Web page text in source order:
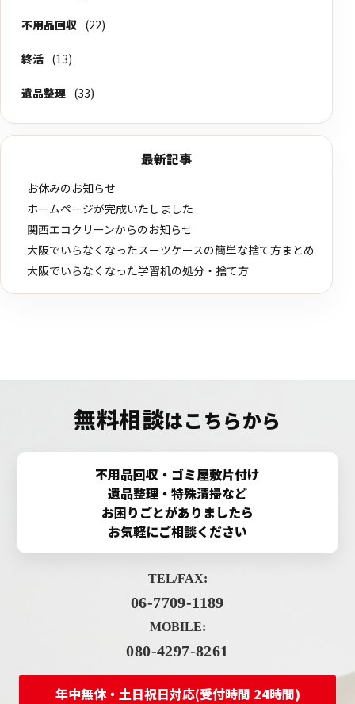
不用品回収 (22)
終活 (13)
遺品整理 (33)
最新記事
お休みのお知らせ
ホームページが完成いたしました
関西エコクリーンからのお知らせ
大阪でいらなくなったスーツケースの簡単な捨て方まとめ
大阪でいらなくなった学習机の処分・捨て方
無料相談はこちらから
不用品回収・ゴミ屋敷片付け
遺品整理・特殊清掃など
お困りごとがありましたら
お気軽にご相談ください
TEL/FAX:
06-7709-1189
MOBILE:
080-4297-8261
年中無休・土日祝日対応(受付時間 24時間)